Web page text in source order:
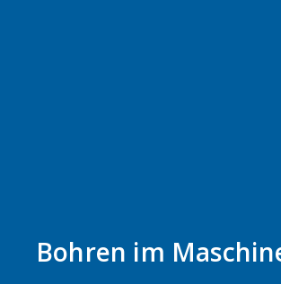
Bohren im